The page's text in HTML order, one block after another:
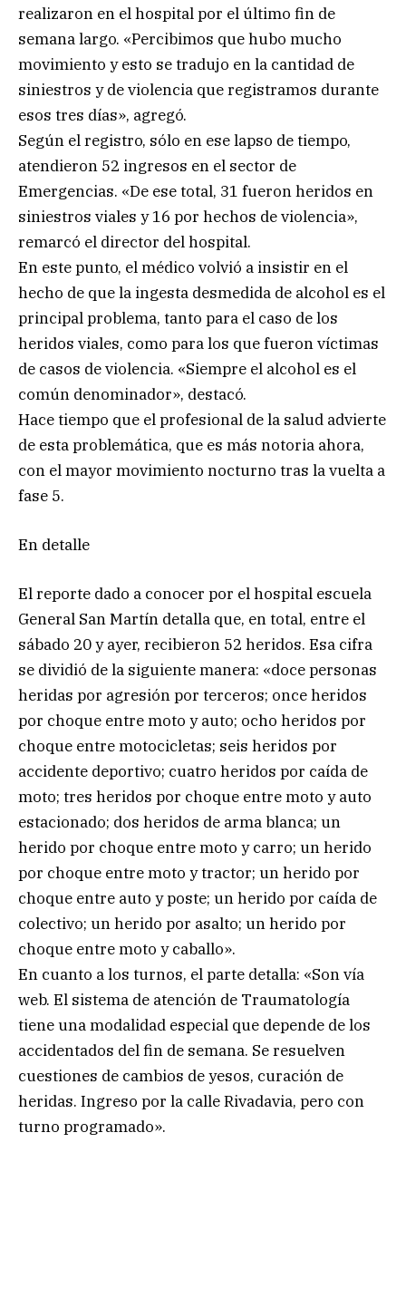
realizaron en el hospital por el último fin de
semana largo. «Percibimos que hubo mucho
movimiento y esto se tradujo en la cantidad de
siniestros y de violencia que registramos durante
esos tres días», agregó.
Según el registro, sólo en ese lapso de tiempo,
atendieron 52 ingresos en el sector de
Emergencias. «De ese total, 31 fueron heridos en
siniestros viales y 16 por hechos de violencia»,
remarcó el director del hospital.
En este punto, el médico volvió a insistir en el
hecho de que la ingesta desmedida de alcohol es el
principal problema, tanto para el caso de los
heridos viales, como para los que fueron víctimas
de casos de violencia. «Siempre el alcohol es el
común denominador», destacó.
Hace tiempo que el profesional de la salud advierte
de esta problemática, que es más notoria ahora,
con el mayor movimiento nocturno tras la vuelta a
fase 5.
En detalle
El reporte dado a conocer por el hospital escuela
General San Martín detalla que, en total, entre el
sábado 20 y ayer, recibieron 52 heridos. Esa cifra
se dividió de la siguiente manera: «doce personas
heridas por agresión por terceros; once heridos
por choque entre moto y auto; ocho heridos por
choque entre motocicletas; seis heridos por
accidente deportivo; cuatro heridos por caída de
moto; tres heridos por choque entre moto y auto
estacionado; dos heridos de arma blanca; un
herido por choque entre moto y carro; un herido
por choque entre moto y tractor; un herido por
choque entre auto y poste; un herido por caída de
colectivo; un herido por asalto; un herido por
choque entre moto y caballo».
En cuanto a los turnos, el parte detalla: «Son vía
web. El sistema de atención de Traumatología
tiene una modalidad especial que depende de los
accidentados del fin de semana. Se resuelven
cuestiones de cambios de yesos, curación de
heridas. Ingreso por la calle Rivadavia, pero con
turno programado».